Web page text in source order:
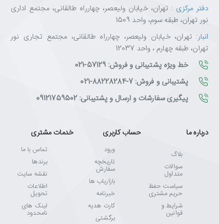
دفتر مرکزی : تهران، خیابان ولیعصر، چهارراه طالقانی، مجتمع اداری
نور تهران، طبقه سوم، واحد 1509
انبار: تهران، خیابان ولیعصر، چهارراه طالقانی، مجتمع تجاری نور
تهران، طبقه چهارم ، واحد 12037
خط ویژه پشتیبانی و فروش: 57129-021
پشتیبانی و فروش: 7-88228284-021
پیگیری سفارشات و ارسال و پشتیبانی: 09121759502
درباره ما
بلاگ
سوالات
متداول
سیاست حفظ
حریم مشتری
شرایط و
قوانین
حساب کاربری
ورود
تاریخچه
سفارش
بازاریاب ها
خبرنامه
کارت هدیه
برگشتی
خدمات مشتری
تماس با ما
برندها
نقشه سایت
اطلاعات
تحویل
لینک های
نامحدود